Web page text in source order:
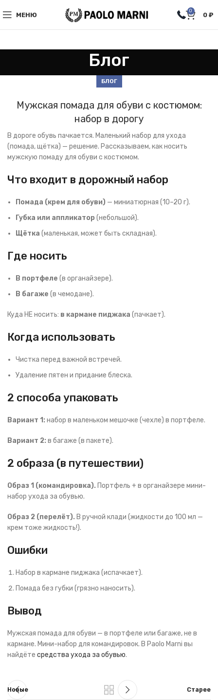
МЕНЮ
0
0 ₽
Блог
БЛОГ
Мужская помада для обуви с костюмом:
набор в дорогу
В дороге обувь пачкается. Маленький набор для ухода
(помада, щётка) — решение. Рассказываем, как носить
мужскую помаду для обуви с костюмом.
Что входит в дорожный набор
Помада (крем для обуви) — миниатюрная (10–20 г).
Губка или аппликатор (небольшой).
Щётка (маленькая, может быть складная).
Где носить
В портфеле (в органайзере).
В багаже (в чемодане).
Куда НЕ носить: в кармане пиджака (пачкает).
Когда использовать
Чистка перед важной встречей.
Удаление пятен и придание блеска.
2 способа упаковать
Вариант 1: набор в маленьком мешочке (чехле) в портфеле.
Вариант 2: в багаже (в пакете).
2 образа (в путешествии)
Образ 1 (командировка). Портфель + в органайзере мини-
набор ухода за обувью.
Образ 2 (перелёт). В ручной клади (жидкости до 100 мл —
крем тоже жидкость!).
Ошибки
Набор в кармане пиджака (испачкает).
Помада без губки (грязно наносить).
Вывод
Мужская помада для обуви — в портфеле или багаже, не в
кармане. Мини-набор для командировок. В Paolo Marni вы
найдёте средства ухода за обувью.
Новые Старее